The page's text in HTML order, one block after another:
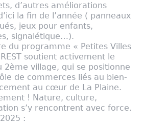
d’autres améliorations
la fin de l’année ( panneaux
jeux pour enfants,
signalétique…).
du programme « Petites Villes
soutient activement le
2ème village, qui se positionne
de commerces liés au bien-
au cœur de La Plaine.
! Nature, culture,
s’y rencontrent avec force.
: